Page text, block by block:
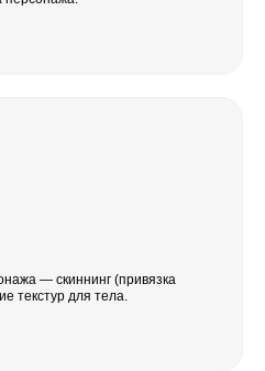
— скиннинг (привязка
текстур для тела.